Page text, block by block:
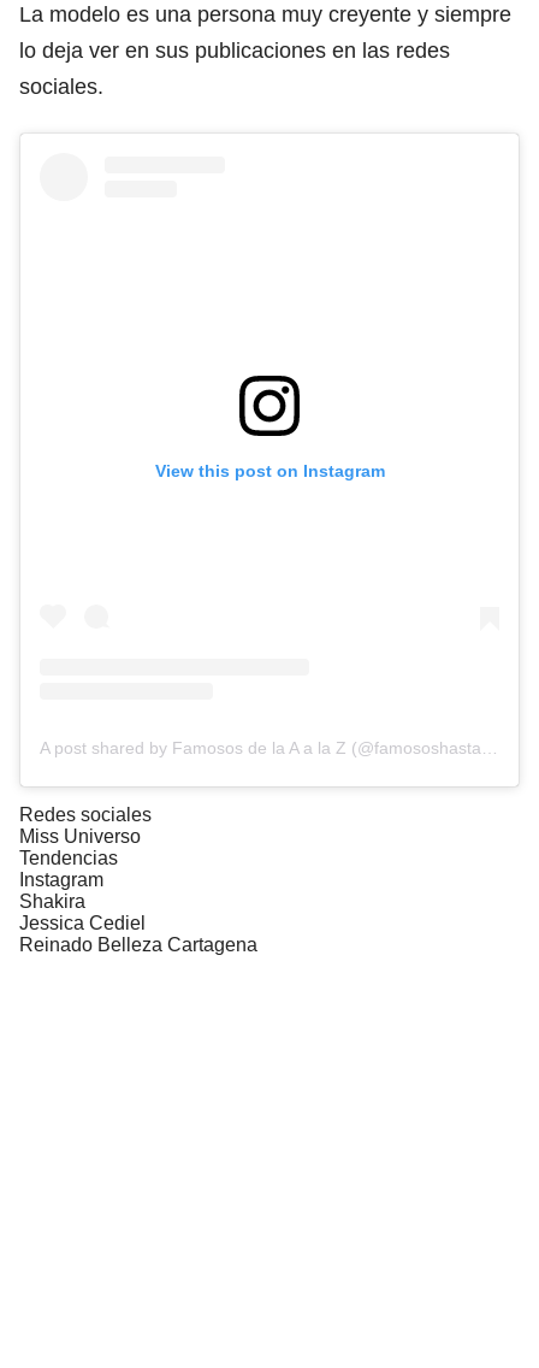
La modelo es una persona muy creyente y siempre
lo deja ver en sus publicaciones en las redes
sociales.
View this post on Instagram
Redes sociales
Miss Universo
Tendencias
Instagram
Shakira
Jessica Cediel
Reinado Belleza Cartagena